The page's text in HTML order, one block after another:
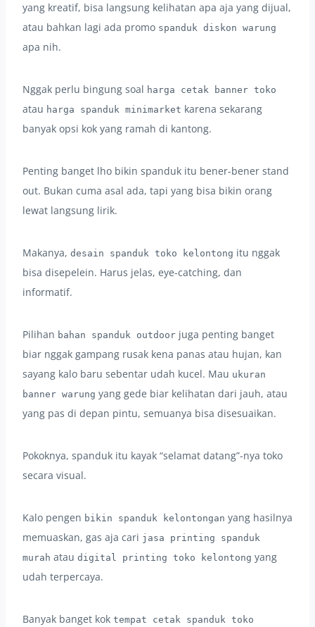
yang kreatif, bisa langsung kelihatan apa aja yang dijual,
atau bahkan lagi ada promo spanduk diskon warung
apa nih.
Nggak perlu bingung soal harga cetak banner toko
atau harga spanduk minimarket karena sekarang
banyak opsi kok yang ramah di kantong.
Penting banget lho bikin spanduk itu bener-bener stand
out. Bukan cuma asal ada, tapi yang bisa bikin orang
lewat langsung lirik.
Makanya, desain spanduk toko kelontong itu nggak
bisa disepelein. Harus jelas, eye-catching, dan
informatif.
Pilihan bahan spanduk outdoor juga penting banget
biar nggak gampang rusak kena panas atau hujan, kan
sayang kalo baru sebentar udah kucel. Mau ukuran
banner warung yang gede biar kelihatan dari jauh, atau
yang pas di depan pintu, semuanya bisa disesuaikan.
Pokoknya, spanduk itu kayak “selamat datang”-nya toko
secara visual.
Kalo pengen bikin spanduk kelontongan yang hasilnya
memuaskan, gas aja cari jasa printing spanduk
murah atau digital printing toko kelontong yang
udah terpercaya.
Banyak banget kok tempat cetak spanduk toko